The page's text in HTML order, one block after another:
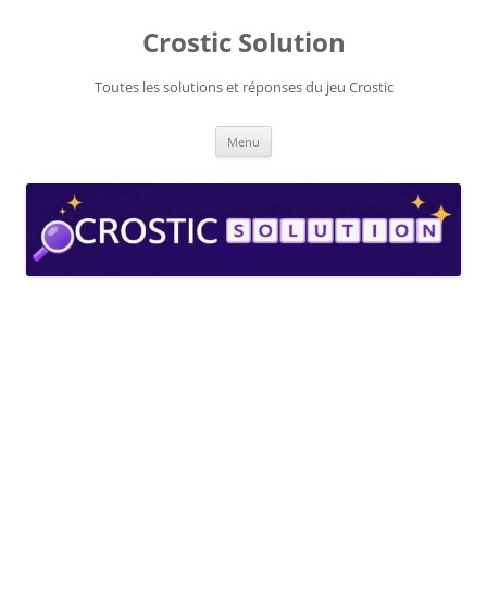
Crostic Solution
Toutes les solutions et réponses du jeu Crostic
Menu